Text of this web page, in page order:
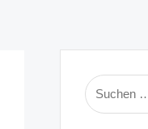
Suche
nach: